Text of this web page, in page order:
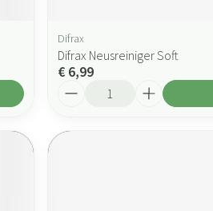
Difrax
Difrax Neusreiniger Soft
€ 6,99